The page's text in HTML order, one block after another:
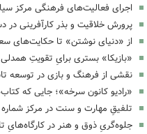
اجرای فعالیت‌های فرهنگی مرکز
پرورش خلاقیت و بذر کارآفرینی در
از «دنیای نوشتن» تا حکایت‌های
«بازیکا» بستری برایِ تقویتِ
نقشی از فرهنگ و بازی در توسعه
«رادیو کانون سرخه»؛ جایی که
تلفیقِ مهارت و سنت در مرکز
جلوه‌گریِ ذوق و هنر در کارگاه‌هایِ